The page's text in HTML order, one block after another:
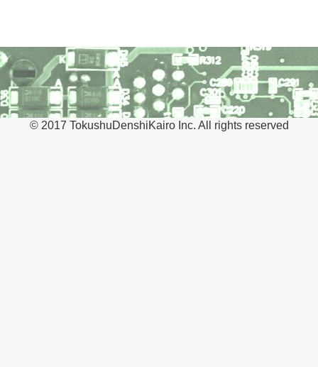
© 2017 TokushuDenshiKairo Inc. All rights reserved